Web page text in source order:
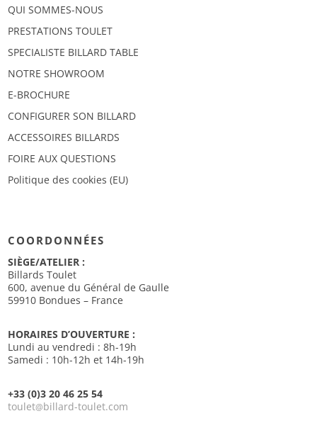
QUI SOMMES-NOUS
PRESTATIONS TOULET
SPECIALISTE BILLARD TABLE
NOTRE SHOWROOM
E-BROCHURE
CONFIGURER SON BILLARD
ACCESSOIRES BILLARDS
FOIRE AUX QUESTIONS
Politique des cookies (EU)
COORDONNÉES
SIÈGE/ATELIER :
Billards Toulet
600, avenue du Général de Gaulle
59910 Bondues – France
HORAIRES D’OUVERTURE :
Lundi au vendredi : 8h-19h
Samedi : 10h-12h et 14h-19h
+33 (0)3 20 46 25 54
toulet@billard-toulet.com